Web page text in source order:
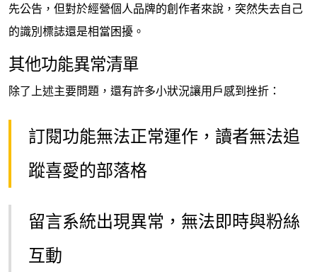
先公告，但對於經營個人品牌的創作者來說，突然失去自己
的識別標誌還是相當困擾。
其他功能異常清單
除了上述主要問題，還有許多小狀況讓用戶感到挫折：
訂閱功能無法正常運作，讀者無法追
蹤喜愛的部落格
留言系統出現異常，無法即時與粉絲
互動